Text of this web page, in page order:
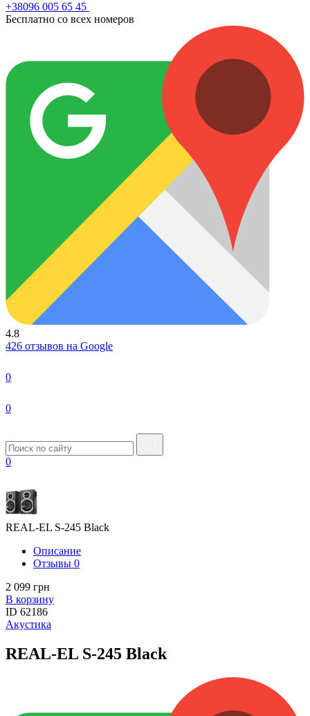
+38096 005 65 45
Бесплатно со всех номеров
4.8
426 отзывов на Google
0
0
0
REAL-EL S-245 Black
Описание
Отзывы 0
2 099 грн
В корзину
ID 62186
Акустика
REAL-EL S-245 Black